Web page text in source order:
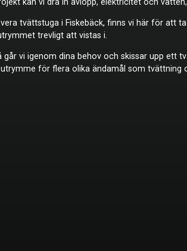
tvättstuga i Fiskebäck, finns vi här för
trevligt att vistas i.
går vi igenom dina behov och skissar upp ett
för flera olika ändamål som tvättning